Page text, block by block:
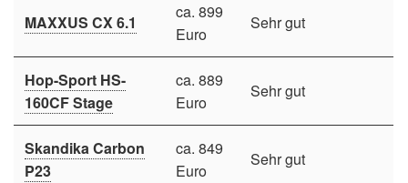
MAXXUS CX 6.1
ca. 899
Euro
Sehr gut
Hop-Sport HS-
160CF Stage
ca. 889
Euro
Sehr gut
Skandika Carbon
P23
ca. 849
Euro
Sehr gut